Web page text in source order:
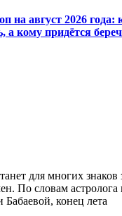
на август 2026 года:
кому придётся
для многих знаков
По словам астролога
конец лета